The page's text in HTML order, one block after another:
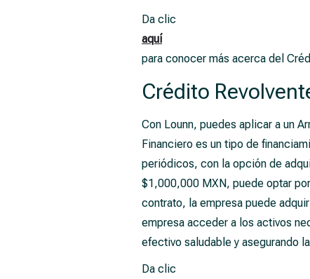
Da clic
aquí
para conocer más acerca del
Crédito
Con Lounn, puedes aplicar a un
Financiero es un tipo de
periódicos, con la opción de
$1,000,000 MXN, puede optar
contrato, la empresa puede
empresa acceder a los activos
efectivo saludable y asegurando
Da clic